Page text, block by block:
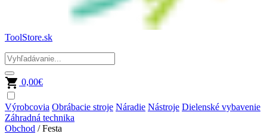
ToolStore.sk
0,00€
Výrobcovia Obrábacie stroje Náradie Nástroje Dielenské vybavenie
Záhradná technika
Obchod / Festa